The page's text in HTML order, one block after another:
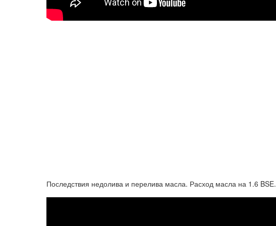
Последствия недолива и перелива масла. Расход масла на 1.6 BSE.